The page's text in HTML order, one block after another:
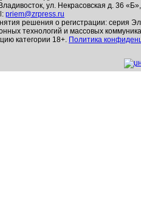
ул. Некрасовская д. 36
priem@zrpress.ru
решения о регистрации: серия
технологий и массовых
категории 18+. Политика